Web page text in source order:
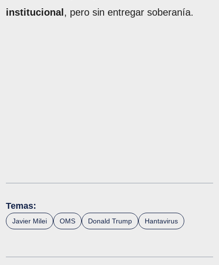
institucional , pero sin entregar soberanía.
Temas:
Javier Milei OMS Donald Trump Hantavirus